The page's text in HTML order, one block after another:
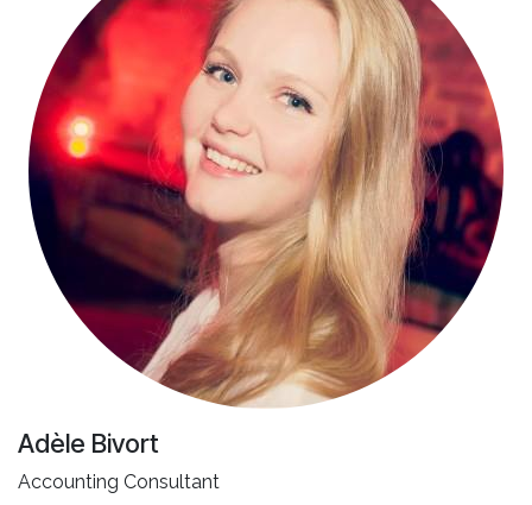
Adèle Bivort
Accounting Consultant